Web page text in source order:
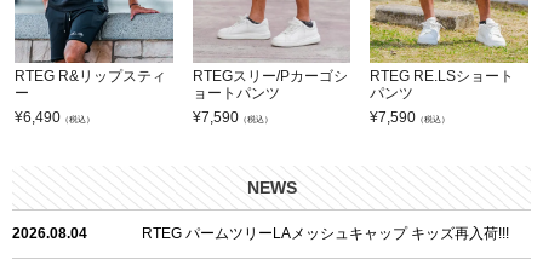
RTEG R&リップスティ
ー
¥6,490 （税込）
RTEGスリー/Pカーゴシ
ョートパンツ
¥7,590（税込）
RTEG RE.LSショート
パンツ
¥7,590 （税込）
NEWS
2026.08.04 RTEG パームツリーLAメッシュキャップ キッズ再入荷!!!